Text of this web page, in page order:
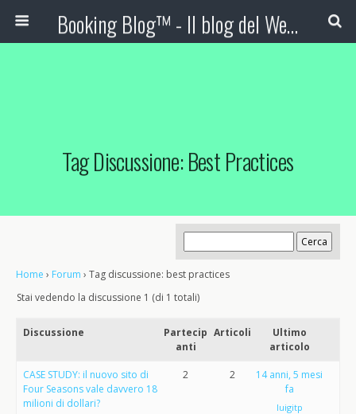
Booking Blog™ - Il blog del Web Marketing Turistico
Tag Discussione: Best Practices
Home › Forum › Tag discussione: best practices
Stai vedendo la discussione 1 (di 1 totali)
Discussione
Partecip
anti
Articoli
Ultimo
articolo
CASE STUDY: il nuovo sito di
Four Seasons vale davvero 18
milioni di dollari?
2 2
14 anni, 5 mesi
fa
luigitp